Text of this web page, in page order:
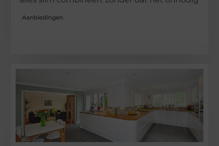
Aanbiedingen